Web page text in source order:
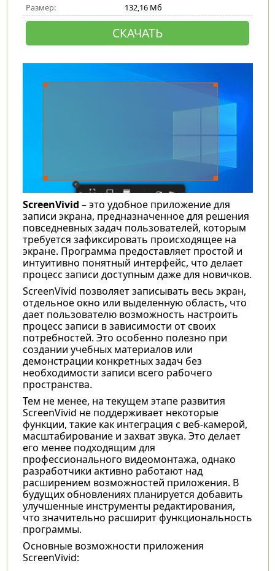
Размер: 132,16 Мб
СКАЧАТЬ
ScreenVivid – это удобное приложение для
записи экрана, предназначенное для решения
повседневных задач пользователей, которым
требуется зафиксировать происходящее на
экране. Программа предоставляет простой и
интуитивно понятный интерфейс, что делает
процесс записи доступным даже для новичков.
ScreenVivid позволяет записывать весь экран,
отдельное окно или выделенную область, что
дает пользователю возможность настроить
процесс записи в зависимости от своих
потребностей. Это особенно полезно при
создании учебных материалов или
демонстрации конкретных задач без
необходимости записи всего рабочего
пространства.
Тем не менее, на текущем этапе развития
ScreenVivid не поддерживает некоторые
функции, такие как интеграция с веб-камерой,
масштабирование и захват звука. Это делает
его менее подходящим для
профессионального видеомонтажа, однако
разработчики активно работают над
расширением возможностей приложения. В
будущих обновлениях планируется добавить
улучшенные инструменты редактирования,
что значительно расширит функциональность
программы.
Основные возможности приложения
ScreenVivid: